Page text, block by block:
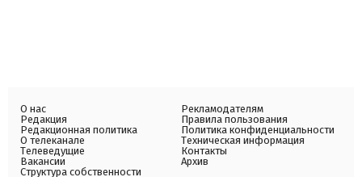
О нас
Редакция
Редакционная политика
О телеканале
Телеведущие
Вакансии
Структура собственности
Рекламодателям
Правила пользования
Политика конфиденциальности
Техническая информация
Контакты
Архив